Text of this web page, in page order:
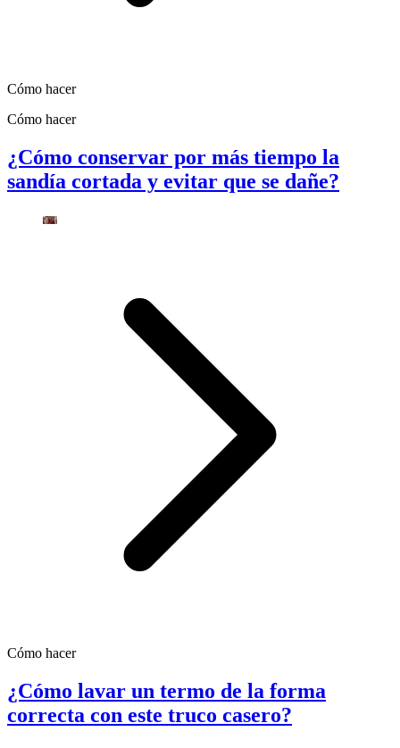
Cómo hacer
Cómo hacer
¿Cómo conservar por más tiempo la
sandía cortada y evitar que se dañe?
Cómo hacer
¿Cómo lavar un termo de la forma
correcta con este truco casero?